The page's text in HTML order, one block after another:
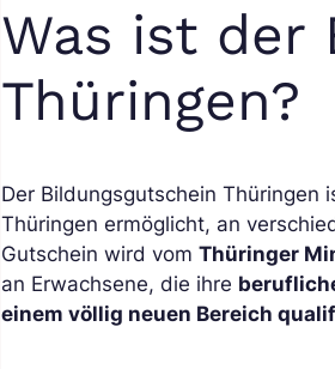
Was ist der
Thüringen?
Der Bildungsgutschein Thüringen
Thüringen ermöglicht, an
Gutschein wird vomThüringer
an Erwachsene, die ihre
einem völlig neuen Bereich